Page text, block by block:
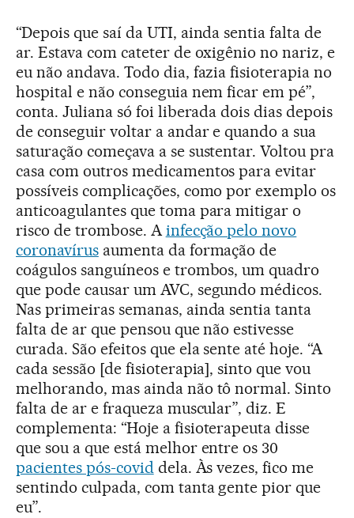
“Depois que saí da UTI, ainda sentia falta de
ar. Estava com cateter de oxigênio no nariz, e
eu não andava. Todo dia, fazia fisioterapia no
hospital e não conseguia nem ficar em pé”,
conta. Juliana só foi liberada dois dias depois
de conseguir voltar a andar e quando a sua
saturação começava a se sustentar. Voltou pra
casa com outros medicamentos para evitar
possíveis complicações, como por exemplo os
anticoagulantes que toma para mitigar o
risco de trombose. Ainfecção pelo novo
coronavírusaumenta da formação de
coágulos sanguíneos e trombos, um quadro
que pode causar um AVC, segundo médicos.
Nas primeiras semanas, ainda sentia tanta
falta de ar que pensou que não estivesse
curada. São efeitos que ela sente até hoje. “A
cada sessão [de fisioterapia], sinto que vou
melhorando, mas ainda não tô normal. Sinto
falta de ar e fraqueza muscular”, diz. E
complementa: “Hoje a fisioterapeuta disse
que sou a que está melhor entre os 30
pacientes pós-coviddela. Às vezes, fico me
sentindo culpada, com tanta gente pior que
eu”.